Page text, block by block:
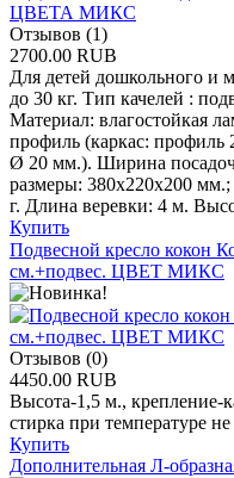
Отзывов (1)
2700.00 RUB
Для детей дошкольного и
до 30 кг. Тип качелей :
Материал: влагостойкая
профиль (каркас:
Ø 20 мм.). Ширина
размеры: 380х220х200
г. Длина веревки: 4 м.
Купить
Подвесной кресло кокон
см.+подвес. ЦВЕТ МИКС
Отзывов (0)
4450.00 RUB
Высота-1,5 м., крепление-
стирка при температуре
Купить
Дополнительная Л-